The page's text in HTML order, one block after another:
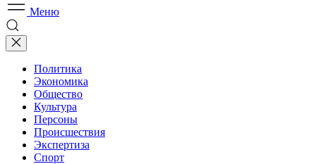
Меню
Политика
Экономика
Общество
Культура
Персоны
Происшествия
Экспертиза
Спорт